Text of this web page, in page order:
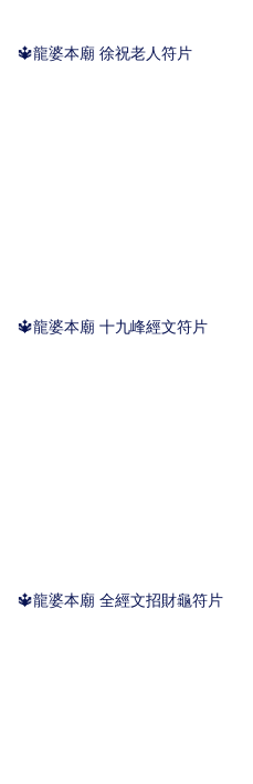
🔱龍婆本廟 徐祝老人符片
🔱龍婆本廟 十九峰經文符片
🔱龍婆本廟 全經文招財龜符片